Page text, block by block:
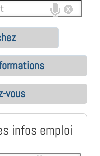
vous
infos emploi